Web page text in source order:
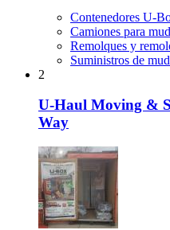
Contenedores U-
Camiones para
Remolques y
Suministros de
2
U-Haul Moving &
Way